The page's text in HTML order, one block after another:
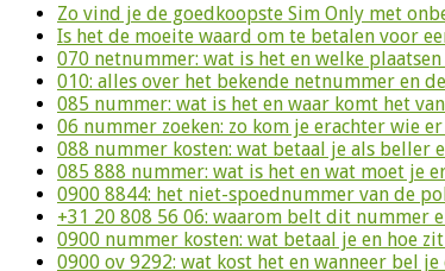
Zo vind je de goedkoopste Sim Only met
Is het de moeite waard om te betalen voor
070 netnummer: wat is het en welke
010: alles over het bekende netnummer en
085 nummer: wat is het en waar komt het
06 nummer zoeken: zo kom je erachter wie
088 nummer kosten: wat betaal je als beller
085 888 nummer: wat is het en wat moet je
0900 8844: het niet-spoednummer van de
+31 20 808 56 06: waarom belt dit nummer
0900 nummer kosten: wat betaal je en hoe
0900 ov 9292: wat kost het en wanneer bel